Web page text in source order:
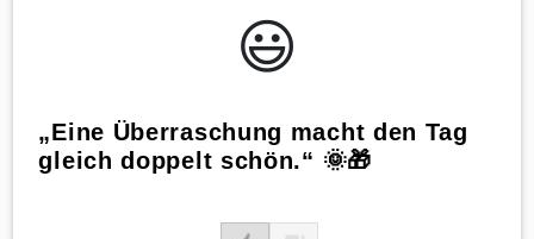
😃️
„Eine Überraschung macht den Tag
gleich doppelt schön.“ 🌞🎁